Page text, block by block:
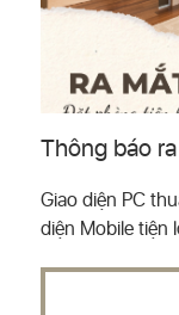
Thông báo
Giao diện PC
diện Mobile tiện